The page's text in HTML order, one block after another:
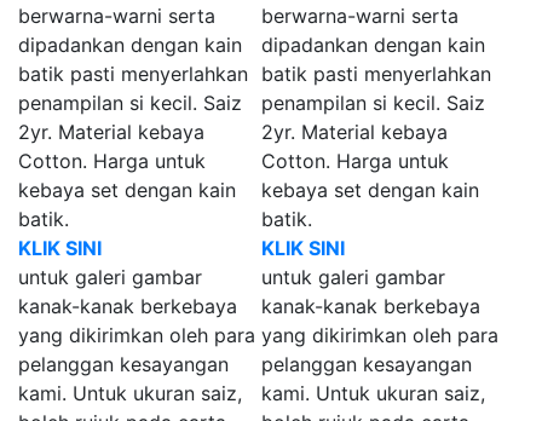
berwarna-warni serta
dipadankan dengan kain
batik pasti menyerlahkan
penampilan si kecil. Saiz
2yr. Material kebaya
Cotton. Harga untuk
kebaya set dengan kain
batik.
KLIK SINI
untuk galeri gambar
kanak-kanak berkebaya
yang dikirimkan oleh para
pelanggan kesayangan
kami. Untuk ukuran saiz,
berwarna-warni serta
dipadankan dengan kain
batik pasti menyerlahkan
penampilan si kecil. Saiz
2yr. Material kebaya
Cotton. Harga untuk
kebaya set dengan kain
batik.
KLIK SINI
untuk galeri gambar
kanak-kanak berkebaya
yang dikirimkan oleh para
pelanggan kesayangan
kami. Untuk ukuran saiz,